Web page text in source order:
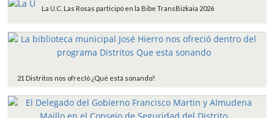
La U.C. Las Rosas participó en la Bibe TransBizkaia 2026
21 Distritos nos ofrecIó ¿Qué está sonando?